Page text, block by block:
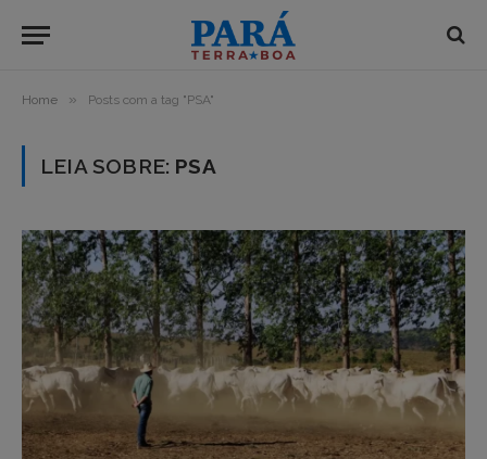
Home » Posts com a tag "PSA"
LEIA SOBRE: PSA